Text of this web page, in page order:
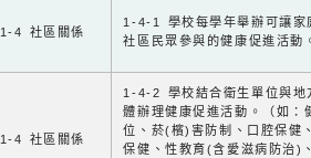
1-4 社區關係
1-4-1 學校每學年舉辦可讓家
社區民眾參與的健康促進活動
1-4 社區關係
1-4-2 學校結合衛生單位與地
體辦理健康促進活動。（如：
位、菸(檳)害防制、口腔保健
保健、性教育(含愛滋病防治)